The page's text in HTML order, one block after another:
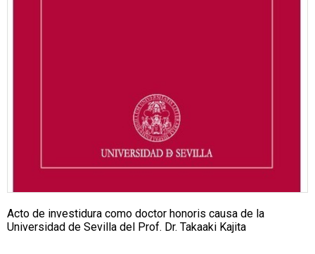
Acto de investidura como doctor honoris causa de la
Universidad de Sevilla del Prof. Dr. Takaaki Kajita